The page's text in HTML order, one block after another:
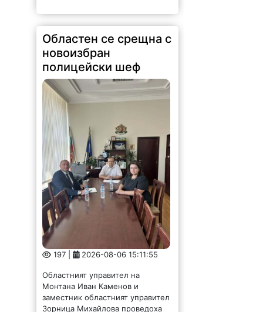
197 | 2026-08-06 15:11:55
Областният управител на
Монтана Иван Каменов и
заместник областният управител
Зорница Михайлова проведоха
работна среща с новия директор
на ОДМВР старши комисар
Мариян Божинов. По време на
срещата бяха обсъдени